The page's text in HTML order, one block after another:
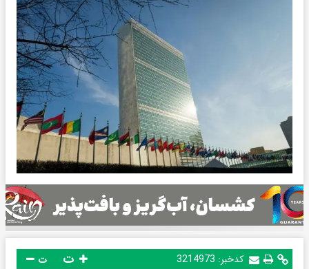
کدخبر: 3214973 ت